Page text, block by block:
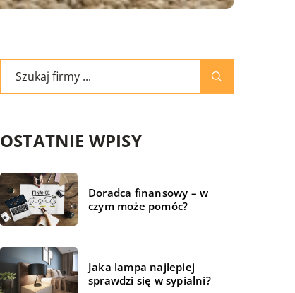
OSTATNIE WPISY
Doradca finansowy – w
czym może pomóc?
Jaka lampa najlepiej
sprawdzi się w sypialni?